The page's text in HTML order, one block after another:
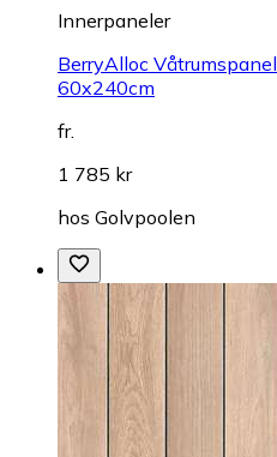
Innerpaneler
BerryAlloc
60x240cm
fr.
1 785 kr
hos Golvpoolen